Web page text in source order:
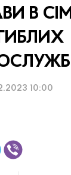
В
10:00